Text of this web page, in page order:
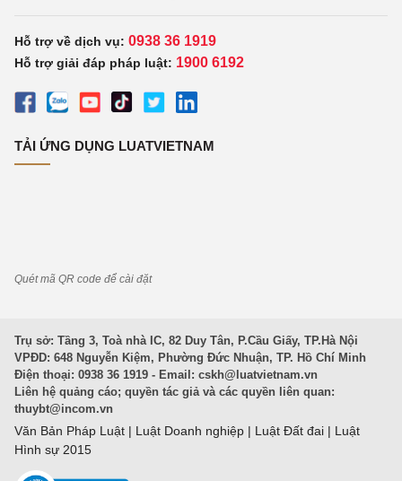
Hỗ trợ về dịch vụ: 0938 36 1919
Hỗ trợ giải đáp pháp luật: 1900 6192
TẢI ỨNG DỤNG LUATVIETNAM
Quét mã QR code để cài đặt
Trụ sở: Tầng 3, Toà nhà IC, 82 Duy Tân, P.Cầu Giấy, TP.Hà Nội
VPĐD: 648 Nguyễn Kiệm, Phường Đức Nhuận, TP. Hồ Chí Minh
Điện thoại: 0938 36 1919 - Email: cskh@luatvietnam.vn
Liên hệ quảng cáo; quyền tác giả và các quyền liên quan:
thuybt@incom.vn
Văn Bản Pháp Luật | Luật Doanh nghiệp | Luật Đất đai | Luật
Hình sự 2015